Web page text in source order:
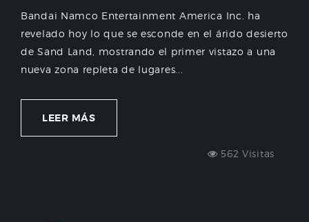
Bandai Namco Entertainment America Inc. ha
revelado hoy lo que se esconde en el árido desierto
de Sand Land, mostrando el primer vistazo a una
nueva zona repleta de lugares...
LEER MÁS
562 Visitas